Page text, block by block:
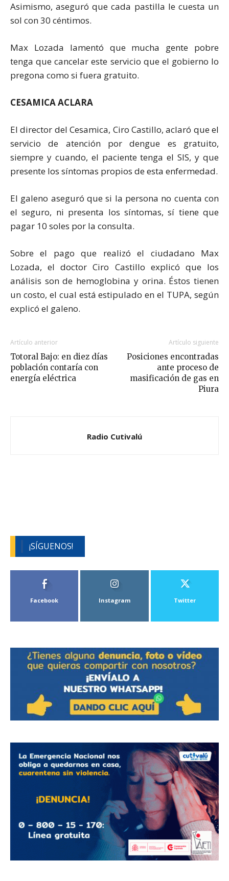
Asimismo, aseguró que cada pastilla le cuesta un
sol con 30 céntimos.
Max Lozada lamentó que mucha gente pobre
tenga que cancelar este servicio que el gobierno lo
pregona como si fuera gratuito.
CESAMICA ACLARA
El director del Cesamica, Ciro Castillo, aclaró que el
servicio de atención por dengue es gratuito,
siempre y cuando, el paciente tenga el SIS, y que
presente los síntomas propios de esta enfermedad.
El galeno aseguró que si la persona no cuenta con
el seguro, ni presenta los síntomas, sí tiene que
pagar 10 soles por la consulta.
Sobre el pago que realizó el ciudadano Max
Lozada, el doctor Ciro Castillo explicó que los
análisis son de hemoglobina y orina. Éstos tienen
un costo, el cual está estipulado en el TUPA, según
explicó el galeno.
Artículo anterior
Totoral Bajo: en diez días
población contaría con
energía eléctrica
Artículo siguiente
Posiciones encontradas
ante proceso de
masificación de gas en
Piura
Radio Cutivalú
¡SÍGUENOS!